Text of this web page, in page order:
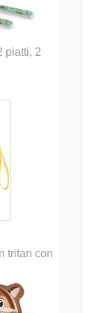
piatti, 2
tritan con